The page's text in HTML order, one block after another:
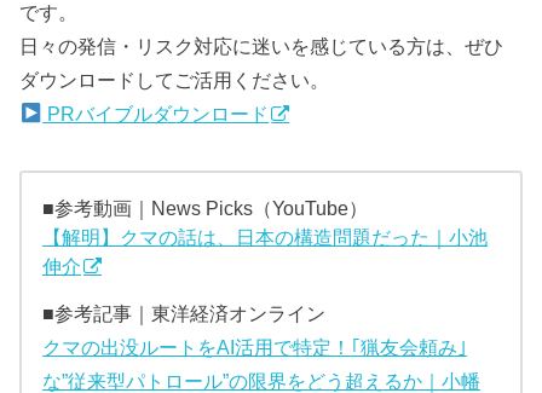
です。
日々の発信・リスク対応に迷いを感じている方は、ぜひ
ダウンロードしてご活用ください。
PRバイブルダウンロード
■参考動画｜News Picks（YouTube）
【解明】クマの話は、日本の構造問題だった｜小池
伸介
■参考記事｜東洋経済オンライン
クマの出没ルートをAI活用で特定！｢猟友会頼み｣
な”従来型パトロール”の限界をどう超えるか｜小幡